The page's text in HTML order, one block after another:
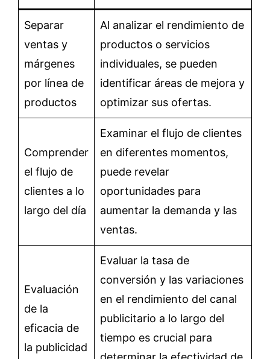
Separar
ventas y
márgenes
por línea de
productos
Al analizar el rendimiento de
productos o servicios
individuales, se pueden
identificar áreas de mejora y
optimizar sus ofertas.
Comprender
el flujo de
clientes a lo
largo del día
Examinar el flujo de clientes
en diferentes momentos,
puede revelar
oportunidades para
aumentar la demanda y las
ventas.
Evaluación
de la
eficacia de
la publicidad
Evaluar la tasa de
conversión y las variaciones
en el rendimiento del canal
publicitario a lo largo del
tiempo es crucial para